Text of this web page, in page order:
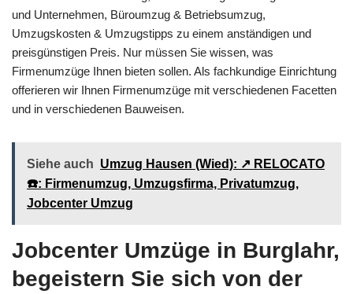
und Unternehmen, Büroumzug & Betriebsumzug,
Umzugskosten & Umzugstipps zu einem anständigen und
preisgünstigen Preis. Nur müssen Sie wissen, was
Firmenumzüge Ihnen bieten sollen. Als fachkundige Einrichtung
offerieren wir Ihnen Firmenumzüge mit verschiedenen Facetten
und in verschiedenen Bauweisen.
Siehe auch Umzug Hausen (Wied): ↗️ RELOCATO
☎️: Firmenumzug, Umzugsfirma, Privatumzug,
Jobcenter Umzug
Jobcenter Umzüge in Burglahr,
begeistern Sie sich von der